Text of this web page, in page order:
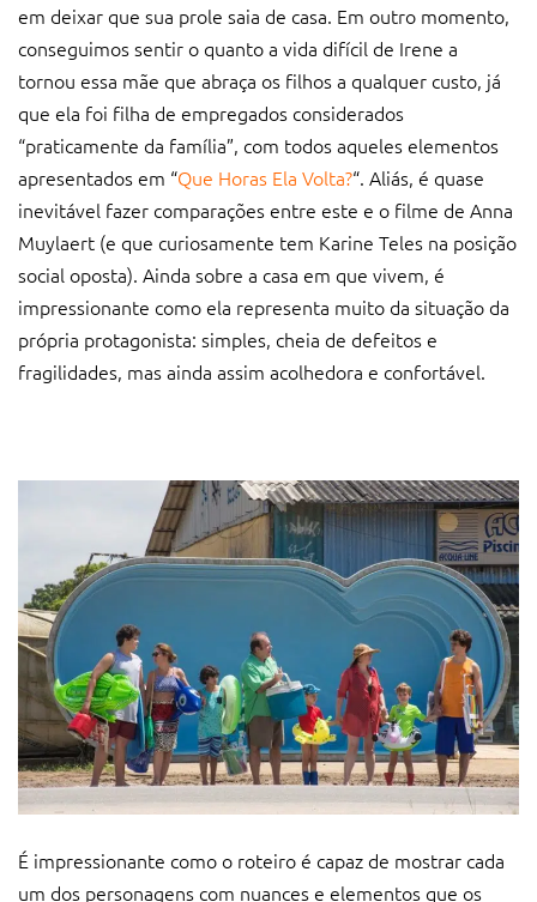
em deixar que sua prole saia de casa. Em outro momento,
conseguimos sentir o quanto a vida difícil de Irene a
tornou essa mãe que abraça os filhos a qualquer custo, já
que ela foi filha de empregados considerados
“praticamente da família”, com todos aqueles elementos
apresentados em “Que Horas Ela Volta?“. Aliás, é quase
inevitável fazer comparações entre este e o filme de Anna
Muylaert (e que curiosamente tem Karine Teles na posição
social oposta). Ainda sobre a casa em que vivem, é
impressionante como ela representa muito da situação da
própria protagonista: simples, cheia de defeitos e
fragilidades, mas ainda assim acolhedora e confortável.
É impressionante como o roteiro é capaz de mostrar cada
um dos personagens com nuances e elementos que os